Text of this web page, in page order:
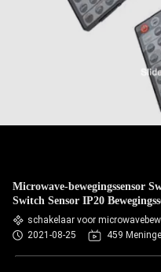
Microwave-bewegingssensor
Switch Sensor IP20
schakelaar voor
2021-08-25
459